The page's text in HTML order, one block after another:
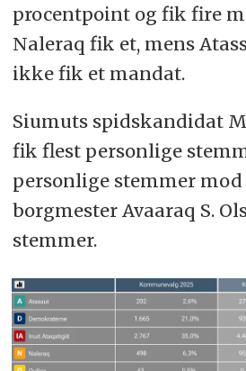
procentpoint og fik fire
Naleraq fik et, mens
ikke fik et mandat.
Siumuts spidskandidat
fik flest personlige
personlige stemmer
borgmester Avaaraq S.
stemmer.